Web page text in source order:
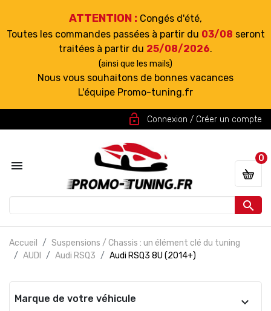
ATTENTION : Congés d'été,
Toutes les commandes passées à partir du 03/08 seront
traitées à partir du 25/08/2026.
(ainsi que les mails)
Nous vous souhaitons de bonnes vacances
L'équipe Promo-tuning.fr
lock_open Connexion / Créer un compte


0
Accueil
Suspensions / Chassis : un élément clé du tuning
AUDI
Audi RSQ3 Audi RSQ3 8U (2014+)
Marque de votre véhicule